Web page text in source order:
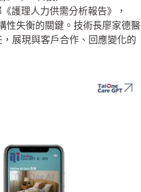
護理人力供需分析報告》，
性失衡的關鍵。技術長廖家德醫
展現與客戶合作、回應變化的